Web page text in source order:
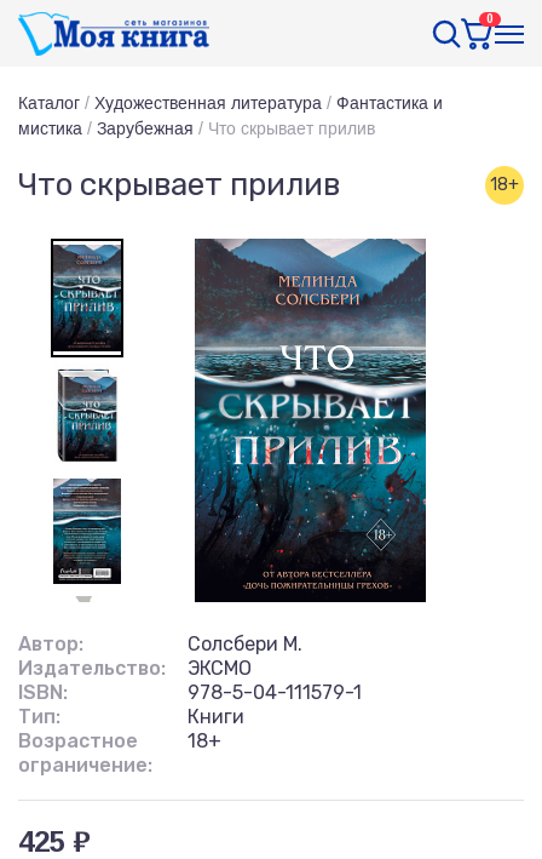
0
Каталог / Художественная литература / Фантастика и
мистика / Зарубежная / Что скрывает прилив
Что скрывает прилив 18+
Автор:
Солсбери М.
Издательство:
ЭКСМО
ISBN:
978-5-04-111579-1
Тип:
Книги
Возрастное
ограничение:
18+
425 ₽